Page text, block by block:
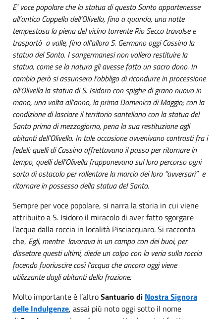
E’ voce popolare che la statua di questo Santo appartenesse
all’antica Cappella dell’Olivella, fino a quando, una notte
tempestosa la piena del vicino torrente Rio Secco travolse e
trasportò a valle, fino all’allora S. Germano oggi Cassino la
statua del Santo. I sangermanesi non vollero restituire la
statua, come se la natura gli avesse fatto un sacro dono. In
cambio però si assunsero l’obbligo di ricondurre in processione
all’Olivella la statua di S. Isidoro con spighe di grano nuovo in
mano, una volta all’anno, la prima Domenica di Maggio; con la
condizione di lasciare il territorio santeliano con la statua del
Santo prima di mezzogiorno, pena la sua restituzione agli
abitanti dell’Olivella. In tale occasione avvenivano contrasti fra i
fedeli: quelli di Cassino affrettavano il passo per ritornare in
tempo, quelli dell’Olivella frapponevano sul loro percorso ogni
sorta di ostacolo per rallentare la marcia dei loro “avversari” e
ritornare in possesso della statua del Santo.
Sempre per voce popolare, si narra la storia in cui viene
attribuito a S. Isidoro il miracolo di aver fatto sgorgare
l’acqua dalla roccia in località Pisciacquaro. Si racconta
che, Egli, mentre lavorava in un campo con dei buoi, per
dissetare questi ultimi, diede un colpo con la veria sulla roccia
facendo fuoriuscire così l’acqua che ancora oggi viene
utilizzante dagli abitanti della frazione.
Molto importante è l’altroSantuario di Nostra Signora
delle Indulgenze, assai più noto oggi sotto il nome